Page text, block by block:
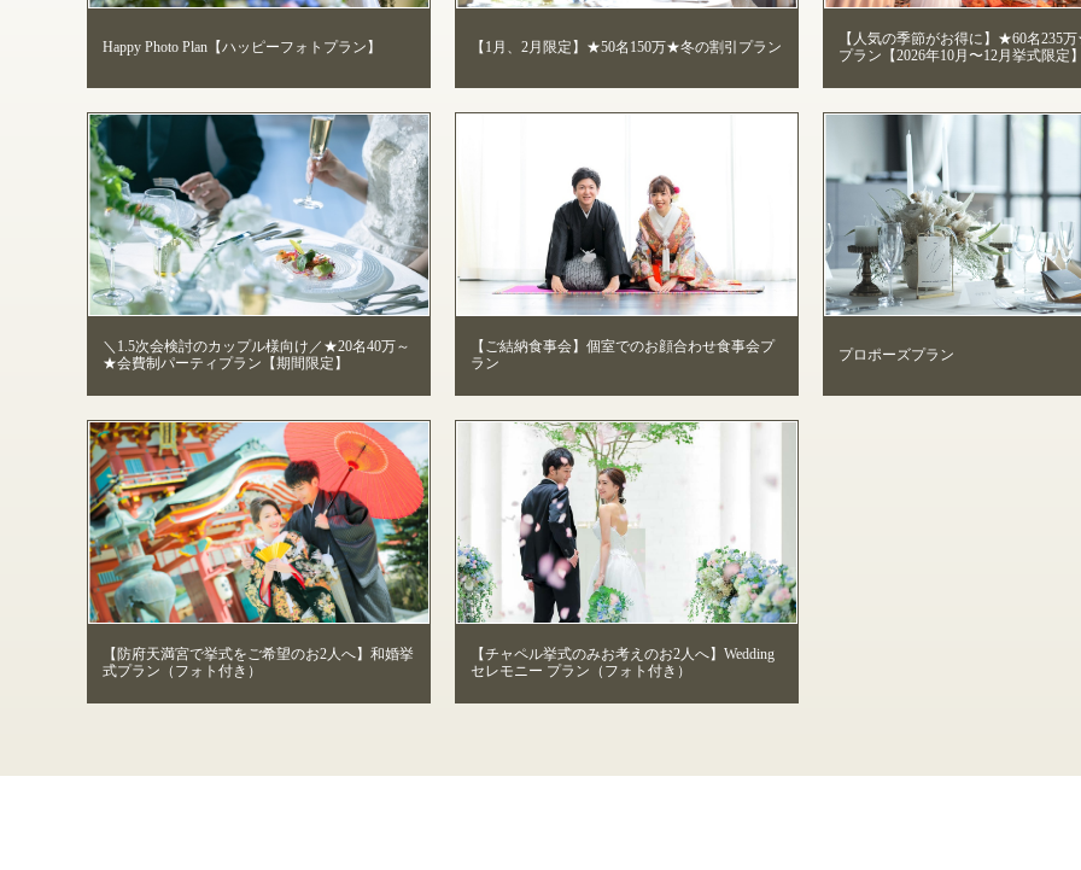
Happy Photo Plan【ハッピーフォトプラン】 【1月、2月限定】★50名150万★冬の割引プラン
【人気の季節がお得に】★60名235
プラン【2026年10月〜12月挙式限定】
＼1.5次会検討のカップル様向け／★20名40万～
★会費制パーティプラン【期間限定】
【ご結納食事会】個室でのお顔合わせ食事会プ
ラン
プロポーズプラン
【防府天満宮で挙式をご希望のお2人へ】和婚挙
式プラン（フォト付き）
【チャペル挙式のみお考えのお2人へ】Wedding
セレモニー プラン（フォト付き）